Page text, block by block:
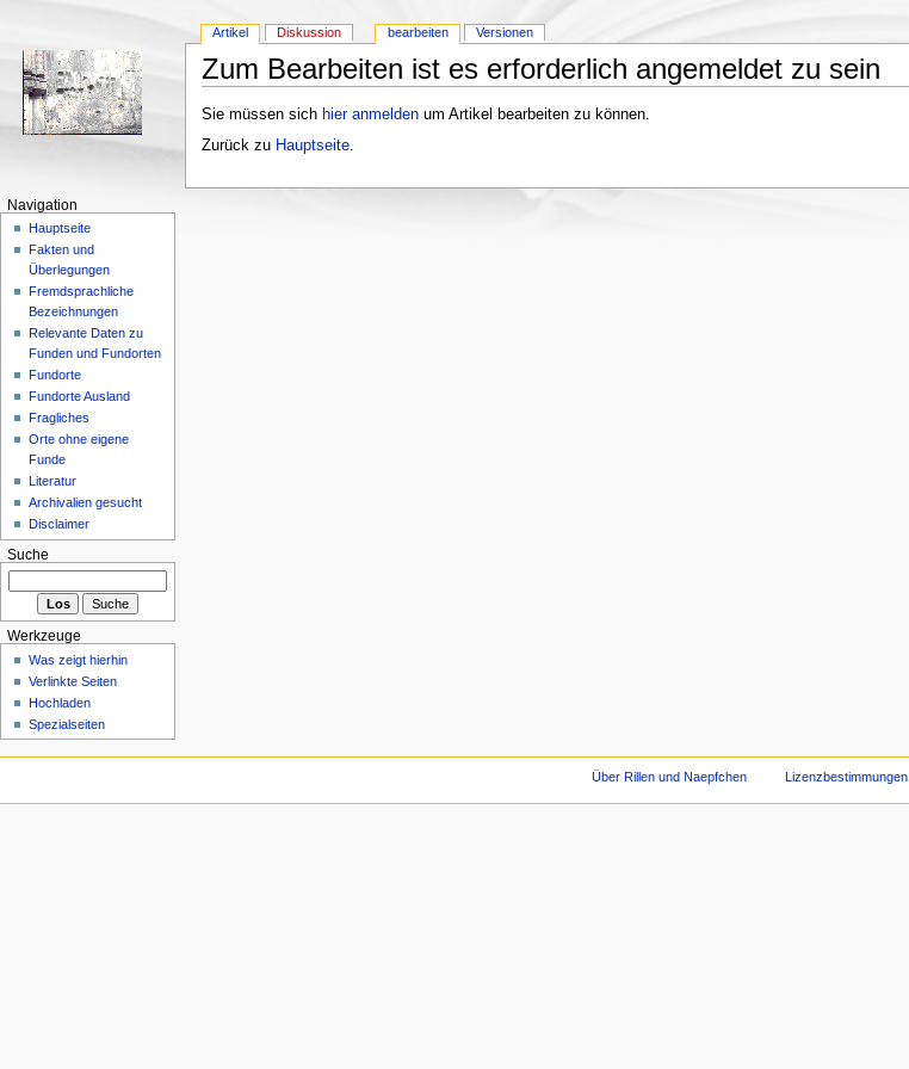
Zum Bearbeiten ist es erforderlich angemeldet zu sein
Sie müssen sich hier anmeldenum Artikel bearbeiten zu können.
Zurück zu Hauptseite.
Artikel Diskussion bearbeiten Versionen
Navigation
Hauptseite
Fakten und
Überlegungen
Fremdsprachliche
Bezeichnungen
Relevante Daten zu
Funden und Fundorten
Fundorte
Fundorte Ausland
Fragliches
Orte ohne eigene
Funde
Literatur
Archivalien gesucht
Disclaimer
Suche
Werkzeuge
Was zeigt hierhin
Verlinkte Seiten
Hochladen
Spezialseiten
Über Rillen und Naepfchen Lizenzbestimmungen